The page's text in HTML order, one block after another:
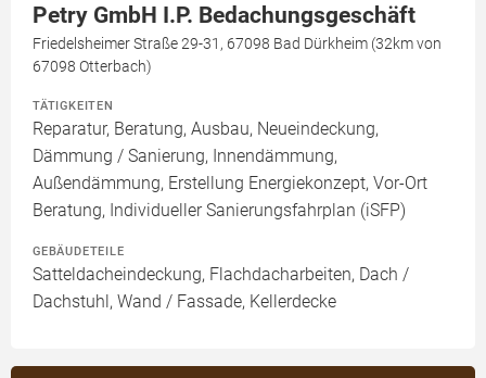
Petry GmbH I.P. Bedachungsgeschäft
Friedelsheimer Straße 29-31, 67098 Bad Dürkheim (32km von
67098 Otterbach)
TÄTIGKEITEN
Reparatur, Beratung, Ausbau, Neueindeckung,
Dämmung / Sanierung, Innendämmung,
Außendämmung, Erstellung Energiekonzept, Vor-Ort
Beratung, Individueller Sanierungsfahrplan (iSFP)
GEBÄUDETEILE
Satteldacheindeckung, Flachdacharbeiten, Dach /
Dachstuhl, Wand / Fassade, Kellerdecke